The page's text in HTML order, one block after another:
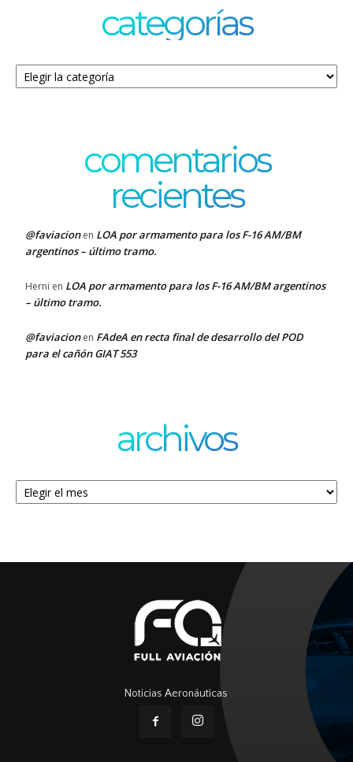
categorías
Categorías
comentarios
recientes
@faviacionen LOA por armamento para los F-16 AM/BM
argentinos – último tramo.
Herni en LOA por armamento para los F-16 AM/BM argentinos
– último tramo.
@faviacionen FAdeA en recta final de desarrollo del POD
para el cañón GIAT 553
archivos
Archivos
Noticias Aeronáuticas